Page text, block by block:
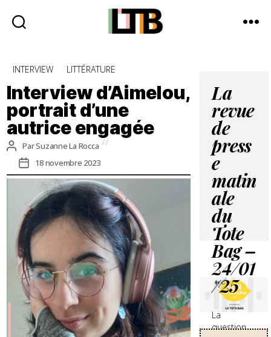
-
Média
quotidienne
Catégories
INTERVIEW LITTÉRATURE
Interview d’Aimelou,
portrait d’une
autrice engagée
Auteur
de
l’article
ParSuzanne La Rocca
Date
de
l’article
18 novembre 2023
La
revue
de
press
e
matin
ale
du
Tote
Bag –
24/01
/25
La
question